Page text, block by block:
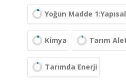
Yoğun Madde
Kimya Tarım
Tarımda Enerji